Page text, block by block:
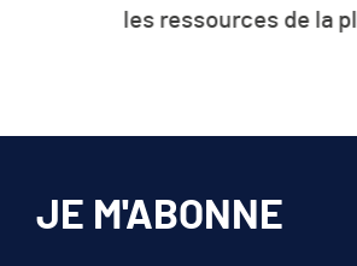
les ressources de la
JE M'ABONNE